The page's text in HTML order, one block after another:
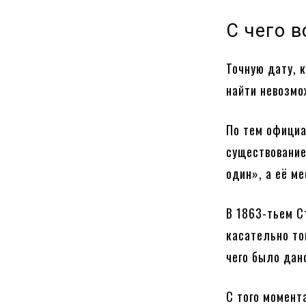
С чего
Точную дату,
найти
По тем
один», а её
В 1863-тьем
касательно
чего было
С того